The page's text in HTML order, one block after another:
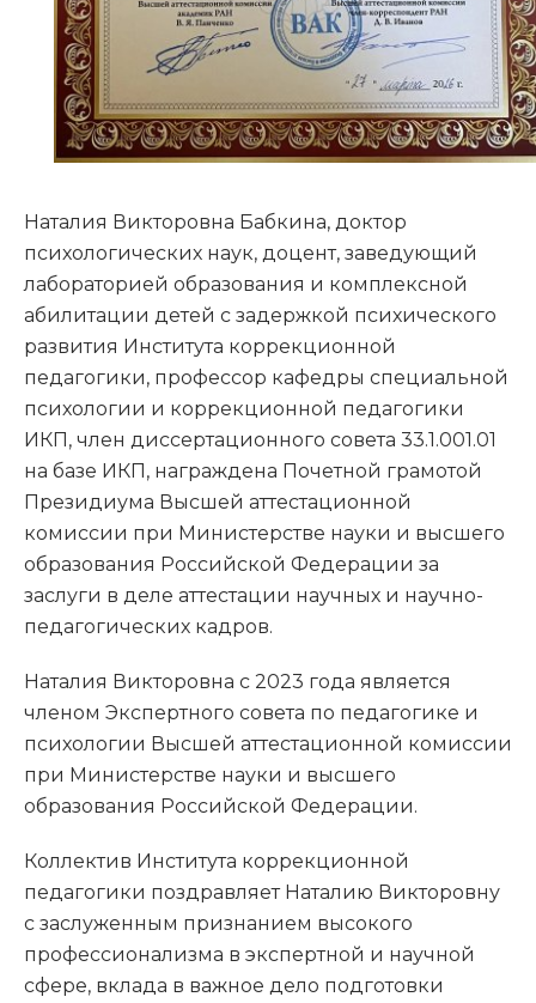
Наталия Викторовна Бабкина, доктор
психологических наук, доцент, заведующий
лабораторией образования и комплексной
абилитации детей с задержкой психического
развития Института коррекционной
педагогики, профессор кафедры специальной
психологии и коррекционной педагогики
ИКП, член диссертационного совета 33.1.001.01
на базе ИКП, награждена Почетной грамотой
Президиума Высшей аттестационной
комиссии при Министерстве науки и высшего
образования Российской Федерации за
заслуги в деле аттестации научных и научно-
педагогических кадров.
Наталия Викторовна с 2023 года является
членом Экспертного совета по педагогике и
психологии Высшей аттестационной комиссии
при Министерстве науки и высшего
образования Российской Федерации.
Коллектив Института коррекционной
педагогики поздравляет Наталию Викторовну
с заслуженным признанием высокого
профессионализма в экспертной и научной
сфере, вклада в важное дело подготовки